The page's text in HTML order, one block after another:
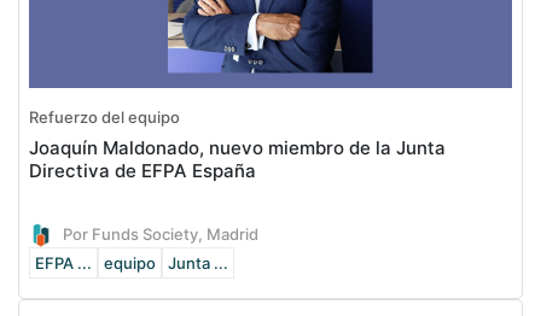
Refuerzo del equipo
Joaquín Maldonado, nuevo miembro de la Junta
Directiva de EFPA España
Por Funds Society, Madrid
EFPA ...
equipo Junta ...